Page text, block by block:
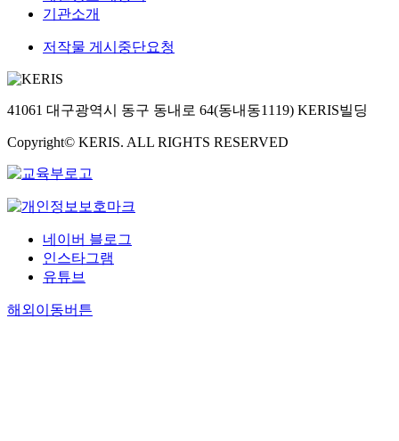
기관소개
저작물 게시중단요청
41061 대구광역시 동구 동내로 64(동내동1119) KERIS빌딩
Copyright© KERIS. ALL RIGHTS RESERVED
네이버 블로그
인스타그램
유튜브
해외이동버튼